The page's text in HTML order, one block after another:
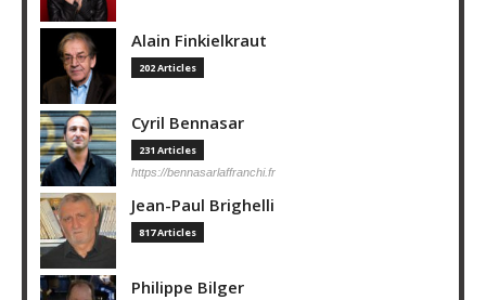
Alain Finkielkraut
202 Articles
Cyril Bennasar
231 Articles
https://bennasarlaffranchi.fr
Jean-Paul Brighelli
817 Articles
Philippe Bilger